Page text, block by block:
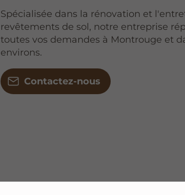
Spécialisée dans la rénovation et
revêtements de sol, notre entreprise
toutes vos demandes à Montrouge et
environs.
Contactez-nous